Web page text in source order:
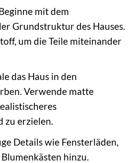
mit dem
Grundstruktur des Hauses.
um die Teile miteinander
das Haus in den
Verwende matte
zu erzielen.
Details wie Fensterläden,
hinzu.